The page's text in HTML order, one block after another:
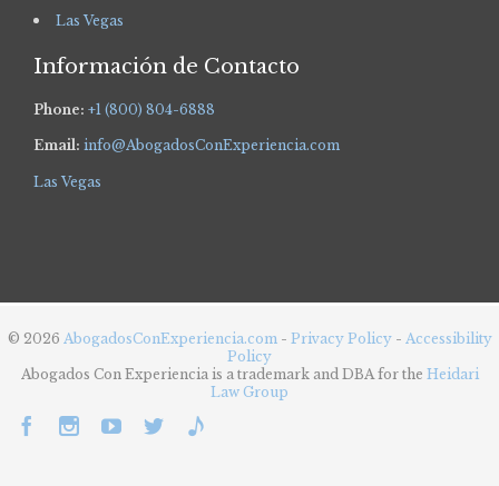
Las Vegas
Información de Contacto
Phone: +1 (800) 804-6888
Email: info@AbogadosConExperiencia.com
Las Vegas
© 2026 AbogadosConExperiencia.com - Privacy Policy - Accessibility
Policy
Abogados Con Experiencia is a trademark and DBA for the Heidari
Law Group
    